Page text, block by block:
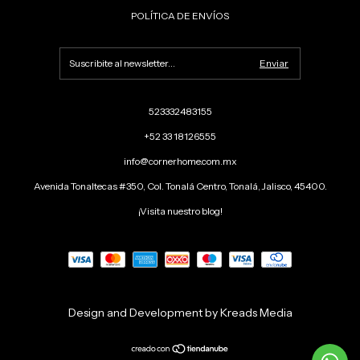
POLÍTICA DE ENVÍOS
523332483155
+52 33 18126555
info@cornerhome.com.mx
Avenida Tonaltecas #350, Col. Tonalá Centro, Tonalá, Jalisco, 45400.
¡Visita nuestro blog!
Design and Development by Kreads Media